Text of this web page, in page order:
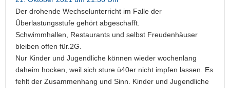
Der drohende Wechselunterricht im Falle der
Überlastungsstufe gehört abgeschafft.
Schwimmhallen, Restaurants und selbst Freudenhäuser
bleiben offen für.2G.
Nur Kinder und Jugendliche können wieder wochenlang
daheim hocken, weil sich sture ü40er nicht impfen lassen. Es
fehlt der Zusammenhang und Sinn. Kinder und Jugendliche